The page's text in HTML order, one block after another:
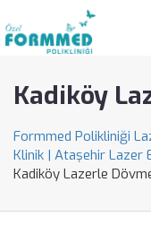
Kadiköy
Formmed Polikliniği
Klinik | Ataşehir Lazer
Kadiköy Lazerle